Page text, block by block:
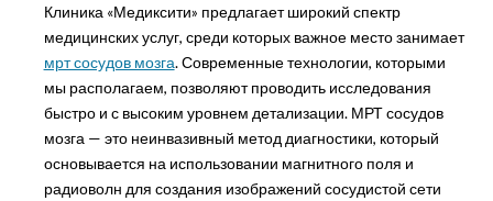
Клиника «Медиксити» предлагает широкий спектр
медицинских услуг, среди которых важное место занимает
мрт сосудов мозга. Современные технологии, которыми
мы располагаем, позволяют проводить исследования
быстро и с высоким уровнем детализации. МРТ сосудов
мозга — это неинвазивный метод диагностики, который
основывается на использовании магнитного поля и
радиоволн для создания изображений сосудистой сети